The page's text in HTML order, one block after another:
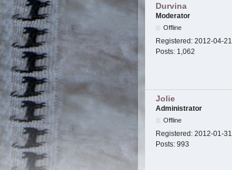
Durvina
Moderator
Offline
Registered: 2012-04-21
Posts: 1,062
Jolie
Administrator
Offline
Registered: 2012-01-31
Posts: 993